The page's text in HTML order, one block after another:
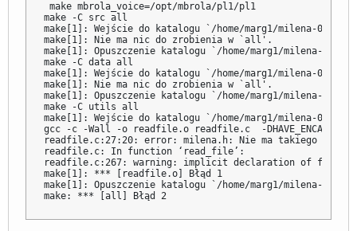
make mbrola_voice=/opt/mbrola/pl1/pl1
make -C src all
make[1]: Wejście do katalogu `/home/marg1/milena-
make[1]: Nie ma nic do zrobienia w `all'.
make[1]: Opuszczenie katalogu `/home/marg1/milena-
make -C data all
make[1]: Wejście do katalogu `/home/marg1/milena-
make[1]: Nie ma nic do zrobienia w `all'.
make[1]: Opuszczenie katalogu `/home/marg1/milena-
make -C utils all
make[1]: Wejście do katalogu `/home/marg1/milena-
gcc -c -Wall -o readfile.o readfile.c  -DHAVE_ENCA=1
readfile.c:27:20: error: milena.h: Nie ma takiego pliku
readfile.c: In function ‘read_file’:
readfile.c:267: warning: implicit declaration of
make[1]: *** [readfile.o] Błąd 1
make[1]: Opuszczenie katalogu `/home/marg1/milena-
make: *** [all] Błąd 2